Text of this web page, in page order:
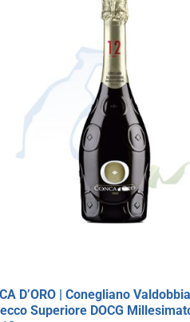
D’ORO | Conegliano
Superiore DOCG